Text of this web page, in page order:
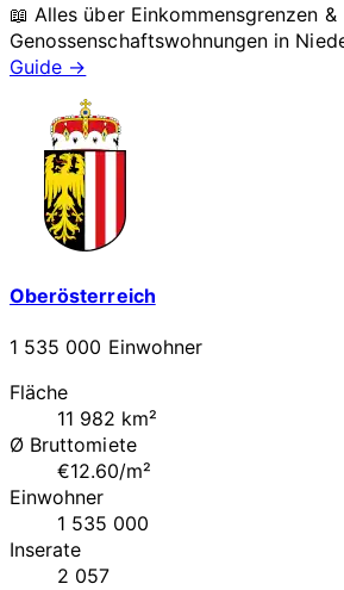
📖 Alles über Einkommensgrenzen &
Genossenschaftswohnungen in
Guide →
Oberösterreich
1 535 000 Einwohner
Fläche
11 982 km²
Ø Bruttomiete
€12.60/m²
Einwohner
1 535 000
Inserate
2 057